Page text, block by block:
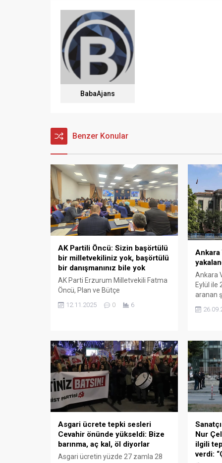
BabaAjans
Benzer Konular
AK Partili Öncü: Sizin başörtülü
bir milletvekiliniz yok, başörtülü
bir danışmanınız bile yok
AK Parti Erzurum Milletvekili Fatma
Öncü, Plan ve Bütçe
milletvekillerinin oturduğu sıraları
danışmanınız bile yok” demesi
üzerine muhalefet milletvekilleri
Öncü ile sözlü tartışmaya girdi. CHP
Ankara Milletvekili Gamze Taşcıer,
“Biz kadınları tercihlerine göre
sınıflandırmıyoruz” diye tepki
gösterdi. Öncü, “Öncelikle lütfen
ama...
12.11.2025 0 6
Ankara
Eylül ile
aranan
kişinin
Valilik,
yaptığı
Asgari ücrete tepki sesleri
Cevahir önünde yükseldi: Bize
barınma, aç kal, öl diyorlar
Asgari ücretin yüzde 27 zamla 28
Nur
ilgili
verdi: